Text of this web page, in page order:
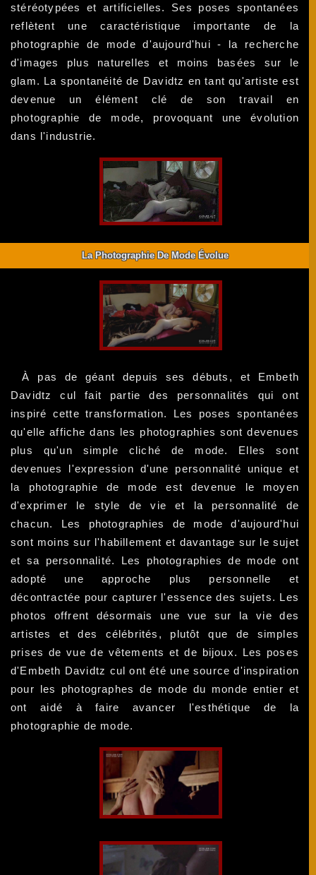
stéréotypées et artificielles. Ses poses spontanées
reflètent une caractéristique importante de la
photographie de mode d'aujourd'hui - la recherche
d'images plus naturelles et moins basées sur le
glam. La spontanéité de Davidtz en tant qu'artiste est
devenue un élément clé de son travail en
photographie de mode, provoquant une évolution
dans l'industrie.
La Photographie De Mode Évolue
À pas de géant depuis ses débuts, et Embeth
Davidtz cul fait partie des personnalités qui ont
inspiré cette transformation. Les poses spontanées
qu'elle affiche dans les photographies sont devenues
plus qu'un simple cliché de mode. Elles sont
devenues l'expression d'une personnalité unique et
la photographie de mode est devenue le moyen
d'exprimer le style de vie et la personnalité de
chacun. Les photographies de mode d'aujourd'hui
sont moins sur l'habillement et davantage sur le sujet
et sa personnalité. Les photographies de mode ont
adopté une approche plus personnelle et
décontractée pour capturer l'essence des sujets. Les
photos offrent désormais une vue sur la vie des
artistes et des célébrités, plutôt que de simples
prises de vue de vêtements et de bijoux. Les poses
d'Embeth Davidtz cul ont été une source d'inspiration
pour les photographes de mode du monde entier et
ont aidé à faire avancer l'esthétique de la
photographie de mode.